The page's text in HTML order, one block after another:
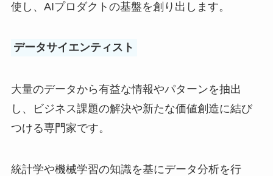
使し、AIプロダクトの基盤を創り出します。
データサイエンティスト
大量のデータから有益な情報やパターンを抽出
し、ビジネス課題の解決や新たな価値創造に結び
つける専門家です。
統計学や機械学習の知識を基にデータ分析を行